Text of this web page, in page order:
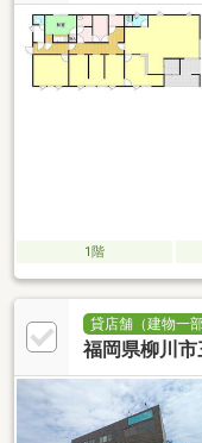
1階
貸店舗（建物一部
福岡県柳川